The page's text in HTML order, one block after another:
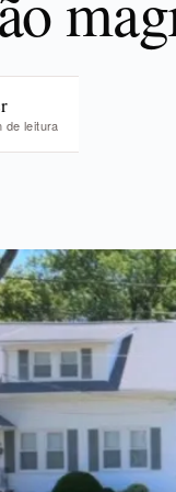
de leitura